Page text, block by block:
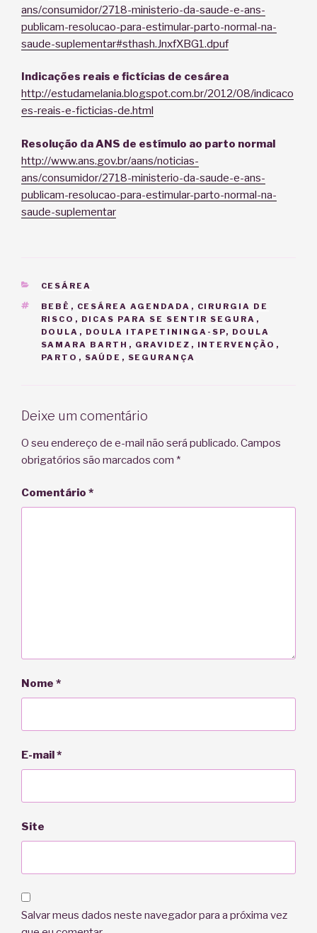
ans/consumidor/2718-ministerio-da-saude-e-ans-
publicam-resolucao-para-estimular-parto-normal-na-
saude-suplementar#sthash.JnxfXBG1.dpuf
Indicações reais e fictícias de cesárea
http://estudamelania.blogspot.com.br/2012/08/indicaco
es-reais-e-ficticias-de.html
Resolução da ANS de estímulo ao parto normal
http://www.ans.gov.br/aans/noticias-
ans/consumidor/2718-ministerio-da-saude-e-ans-
publicam-resolucao-para-estimular-parto-normal-na-
saude-suplementar
CATEGORIAS
CESÁREA
TAGS
BEBÊ , CESÁREA AGENDADA , CIRURGIA DE
RISCO , DICAS PARA SE SENTIR SEGURA ,
DOULA , DOULA ITAPETININGA-SP, DOULA
SAMARA BARTH , GRAVIDEZ , INTERVENÇÃO ,
PARTO , SAÚDE , SEGURANÇA
Deixe um comentário
O seu endereço de e-mail não será publicado. Campos
obrigatórios são marcados com *
Comentário *
Nome *
E-mail*
Site
Salvar meus dados neste navegador para a próxima vez